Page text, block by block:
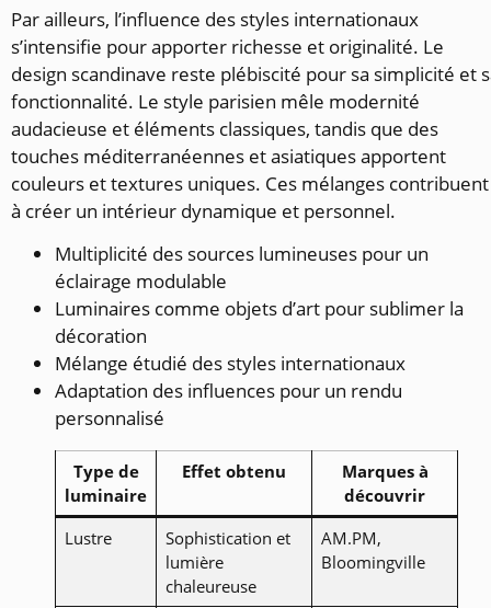
Par ailleurs, l’influence des styles internationaux
s’intensifie pour apporter richesse et originalité. Le
design scandinave reste plébiscité pour sa simplicité et
fonctionnalité. Le style parisien mêle modernité
audacieuse et éléments classiques, tandis que des
touches méditerranéennes et asiatiques apportent
couleurs et textures uniques. Ces mélanges contribuent
à créer un intérieur dynamique et personnel.
Multiplicité des sources lumineuses pour un
éclairage modulable
Luminaires comme objets d’art pour sublimer la
décoration
Mélange étudié des styles internationaux
Adaptation des influences pour un rendu
personnalisé
Type de
luminaire
Effet obtenu
Marques à
découvrir
Lustre
Sophistication et
lumière
chaleureuse
AM.PM,
Bloomingville